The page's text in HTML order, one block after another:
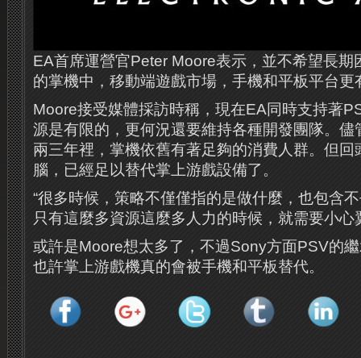
EA首席運營官Peter Moore表示，並不希望長期
的掌機中，移動端遊戲市場，手機和平板平台更
Moore接受媒體採訪時稱，現在EA同時支持著
源是有限的，更何況還要維持各種開發團隊。儘
兩三年裡，掌機依舊有著足夠的消費人群。但回
腦，已經足以替代掌上游戲設備了。
“很多時候，策略不僅僅指的是做什麼，也包含
只有這麼多資源這麼多人力的時候，就需要小心
或許是Moore想太多了，不過Sony方面PSV的
也許掌上游戲機真的會被手機和平板替代。